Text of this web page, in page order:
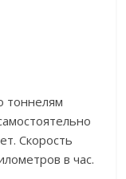
тоннелям
Скорость
в час.